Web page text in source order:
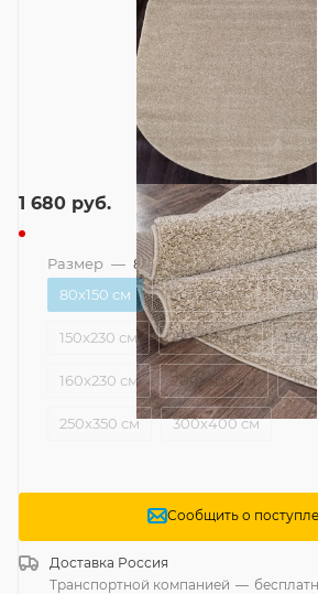
1 680 руб.
Размер — 80x150 см
80x150 см
100x200 см
150x230 см 150x300 см
160x230 см 200x300 см
250x350 см 300x400 см
Сообщить о
Доставка Россия
Транспортной компанией —